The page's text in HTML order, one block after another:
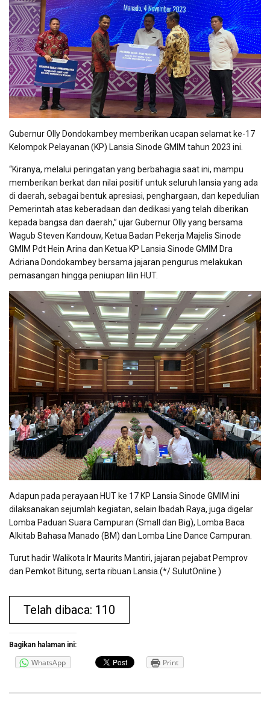
Gubernur Olly Dondokambey memberikan ucapan selamat ke-17
Kelompok Pelayanan (KP) Lansia Sinode GMIM tahun 2023 ini.
“Kiranya, melalui peringatan yang berbahagia saat ini, mampu
memberikan berkat dan nilai positif untuk seluruh lansia yang ada
di daerah, sebagai bentuk apresiasi, penghargaan, dan kepedulian
Pemerintah atas keberadaan dan dedikasi yang telah diberikan
kepada bangsa dan daerah,” ujar Gubernur Olly yang bersama
Wagub Steven Kandouw, Ketua Badan Pekerja Majelis Sinode
GMIM Pdt Hein Arina dan Ketua KP Lansia Sinode GMIM Dra
Adriana Dondokambey bersama jajaran pengurus melakukan
pemasangan hingga peniupan lilin HUT.
Adapun pada perayaan HUT ke 17 KP Lansia Sinode GMIM ini
dilaksanakan sejumlah kegiatan, selain Ibadah Raya, juga digelar
Lomba Paduan Suara Campuran (Small dan Big), Lomba Baca
Alkitab Bahasa Manado (BM) dan Lomba Line Dance Campuran.
Turut hadir Walikota Ir Maurits Mantiri, jajaran pejabat Pemprov
dan Pemkot Bitung, serta ribuan Lansia.(*/ SulutOnline )
Telah dibaca: 110
Bagikan halaman ini:
WhatsApp Print